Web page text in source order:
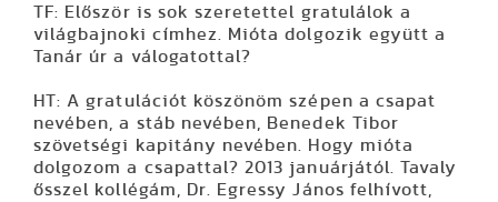
TF: Először is sok szeretettel gratulálok a
világbajnoki címhez. Mióta dolgozik együtt a
Tanár úr a válogatottal?
HT: A gratulációt köszönöm szépen a csapat
nevében, a stáb nevében, Benedek Tibor
szövetségi kapitány nevében. Hogy mióta
dolgozom a csapattal? 2013 januárjától. Tavaly
ősszel kollégám, Dr. Egressy János felhívott,